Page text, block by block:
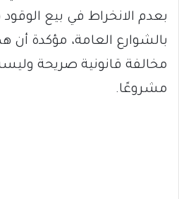
بعدم الانخراط في بيع الوقود
بالشوارع العامة، مؤكدة أن
مخالفة قانونية صريحة
مشروعًا.